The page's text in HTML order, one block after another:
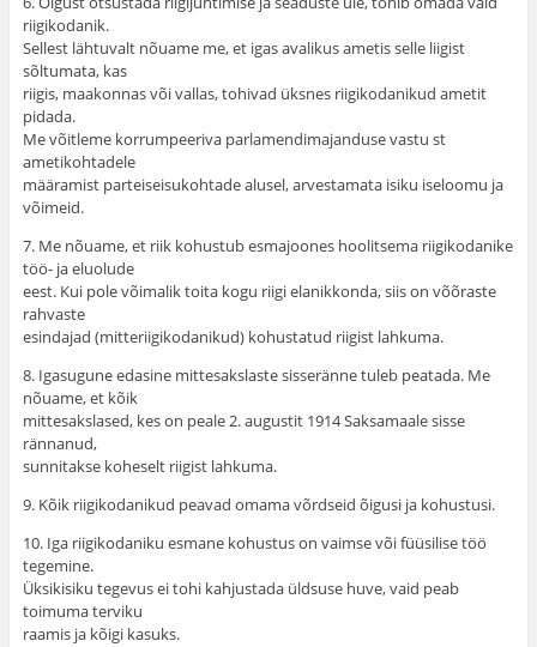
riigikodanik.
Sellest lähtuvalt nõuame me, et igas avalikus ametis selle liigist
sõltumata, kas
riigis, maakonnas või vallas, tohivad üksnes riigikodanikud ametit
pidada.
Me võitleme korrumpeeriva parlamendimajanduse vastu st
ametikohtadele
määramist parteiseisukohtade alusel, arvestamata isiku iseloomu ja
võimeid.
7. Me nõuame, et riik kohustub esmajoones hoolitsema riigikodanike
töö- ja eluolude
eest. Kui pole võimalik toita kogu riigi elanikkonda, siis on võõraste
rahvaste
esindajad (mitteriigikodanikud) kohustatud riigist lahkuma.
8. Igasugune edasine mittesakslaste sisseränne tuleb peatada. Me
nõuame, et kõik
mittesakslased, kes on peale 2. augustit 1914 Saksamaale sisse
rännanud,
sunnitakse koheselt riigist lahkuma.
9. Kõik riigikodanikud peavad omama võrdseid õigusi ja kohustusi.
10. Iga riigikodaniku esmane kohustus on vaimse või füüsilise töö
tegemine.
Üksikisiku tegevus ei tohi kahjustada üldsuse huve, vaid peab
toimuma terviku
raamis ja kõigi kasuks.